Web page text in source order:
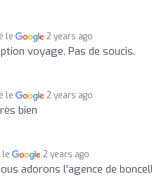
le 2 years ago
voyage. Pas de soucis.
le 2 years ago
bien
le 2 years ago
adorons l'agence de